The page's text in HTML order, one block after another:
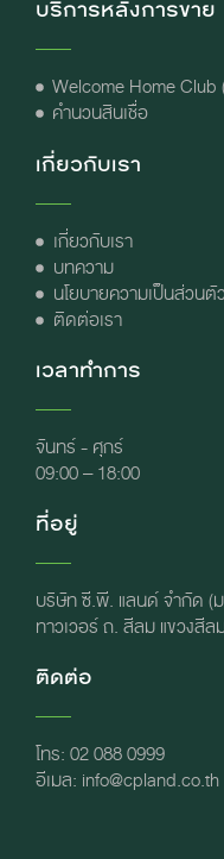
บริการหลังการขาย
Welcome Home Club
คำนวนสินเชื่อ
เกี่ยวกับเรา
เกี่ยวกับเรา
บทความ
นโยบายความเป็นส่วนตั
ติดต่อเรา
เวลาทำการ
จันทร์ - ศุกร์
09:00 – 18:00
ที่อยู่
บริษัท ซี.พี. แลนด์ จำกัด (
ทาวเวอร์ ถ. สีลม แขวงสี
ติดต่อ
โทร: 02 088 0999
อีเมล: info@cpland.co.th